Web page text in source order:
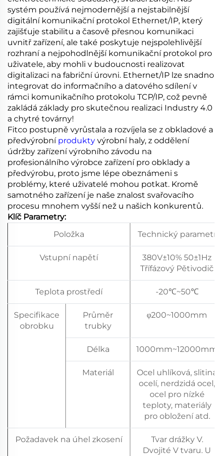
systém používá nejmodernější a nejstabilnější
digitální komunikační protokol Ethernet/IP, který
zajišťuje stabilitu a časově přesnou komunikaci
uvnitř zařízení, ale také poskytuje nejspolehlivější
rozhraní a nejpohodlnější komunikační protokol pro
uživatele, aby mohli v budoucnosti realizovat
digitalizaci na fabriční úrovni. Ethernet/IP lze snadno
integrovat do informačního a datového sdílení v
rámci komunikačního protokolu TCP/IP, což pevně
zakládá základy pro skutečnou realizaci Industry 4.0
a chytré továrny!
Fitco postupně vyrůstala a rozvíjela se z obkladové a
předvýrobní produkty výrobní haly, z oddělení
údržby zařízení výrobního závodu na
profesionálního výrobce zařízení pro obklady a
předvýrobu, proto jsme lépe obeznámeni s
problémy, které uživatelé mohou potkat. Kromě
samotného zařízení je naše znalost svařovacího
procesu mnohem vyšší než u našich konkurentů.
Klíč Parametry:
Položka
Technický parametr
Vstupní napětí
380V±10% 50±1Hz
Třífázový Pětivodič
Teplota prostředí -20℃~50℃
Specifikace
obrobku
Průměr
trubky
φ200~1000mm
Délka 1000mm~12000mm
Materiál
Ocel uhlíková, slitina
ocelí, nerdzidá ocel,
ocel pro nízké
teploty, materiály
pro obložení atd.
Požadavek na úhel zkosení
Tvar drážky V.
Dvojité V tvaru. U